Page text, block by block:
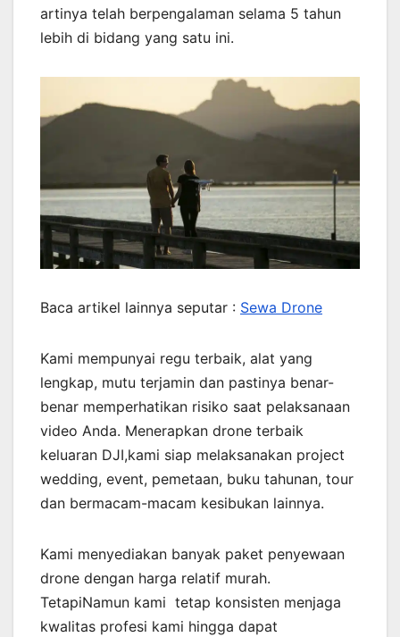
artinya telah berpengalaman selama 5 tahun
lebih di bidang yang satu ini.
Baca artikel lainnya seputar : Sewa Drone
Kami mempunyai regu terbaik, alat yang
lengkap, mutu terjamin dan pastinya benar-
benar memperhatikan risiko saat pelaksanaan
video Anda. Menerapkan drone terbaik
keluaran DJI,kami siap melaksanakan project
wedding, event, pemetaan, buku tahunan, tour
dan bermacam-macam kesibukan lainnya.
Kami menyediakan banyak paket penyewaan
drone dengan harga relatif murah.
TetapiNamun kami tetap konsisten menjaga
kwalitas profesi kami hingga dapat